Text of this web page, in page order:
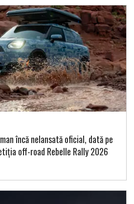
încă nelansată oficial, dată pe
off-road Rebelle Rally 2026